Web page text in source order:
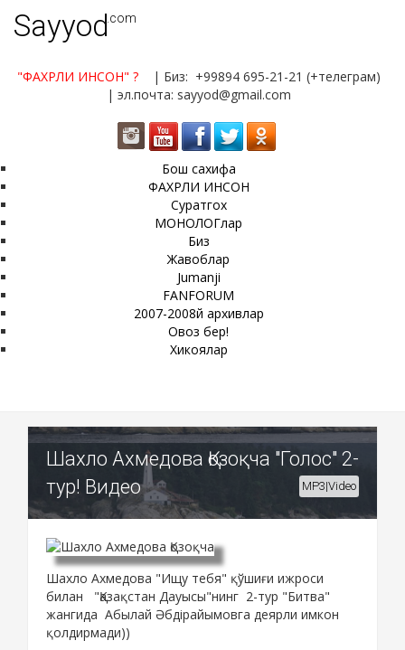
Sayyod.com
"ФАХРЛИ ИНСОН" ?
| Биз: +99894 695-21-21 (+телеграм)
| эл.почта: sayyod@gmail.com
Бош сахифа
ФАХРЛИ ИНСОН
Суратгох
МОНОЛОГлар
Биз
Жавоблар
Jumanji
FANFORUM
2007-2008й архивлар
Овоз бер!
Хикоялар
Шахло Ахмедова Қозоқча "Голос" 2-
тур! Видео
MP3|Video
Шахло Ахмедова "Ищу тебя" қўшиғи ижроси
билан "Қазақстан Дауысы"нинг 2-тур "Битва"
жангида Абылай Әбдірайымовга деярли имкон
қолдирмади))